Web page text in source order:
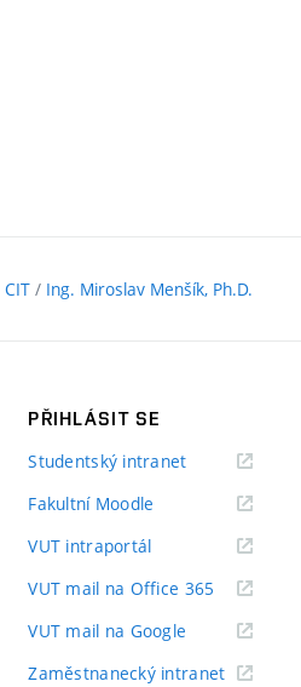
CIT / Ing. Miroslav Menšík, Ph.D.
PŘIHLÁSIT SE
Studentský intranet(externí
Fakultní Moodle
VUT intraportál(externí
VUT mail na Office 365 (externí
VUT mail na Google (externí
Zaměstnanecký intranet(externí